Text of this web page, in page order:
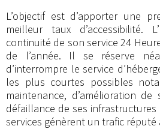
L’objectif est d’apporter une
meilleur taux d’accessibilité.
continuité de son service 24
de l’année. Il se réserve
d’interrompre le service
les plus courtes possibles
maintenance, d’amélioration
défaillance de ses
services génèrent un trafic réputé